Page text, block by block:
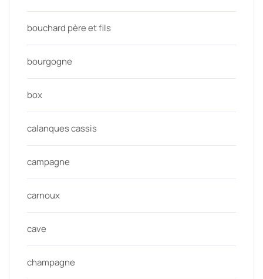
bouchard père et fils
bourgogne
box
calanques cassis
campagne
carnoux
cave
champagne